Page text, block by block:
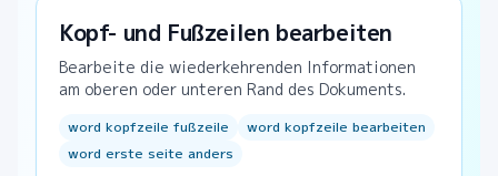
Kopf- und Fußzeilen bearbeiten
Bearbeite die wiederkehrenden Informationen
am oberen oder unteren Rand des Dokuments.
word kopfzeile fußzeile
word kopfzeile bearbeiten
word erste seite anders